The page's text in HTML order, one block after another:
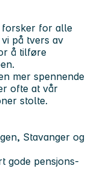
forsker for alle
på tvers av
å tilføre
mer spennende
ofte at vår
stolte.
Stavanger og
gode pensjons-